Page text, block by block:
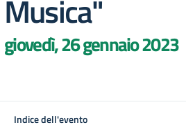
Musica"
giovedì, 26 gennaio 2023
Indice dell'evento